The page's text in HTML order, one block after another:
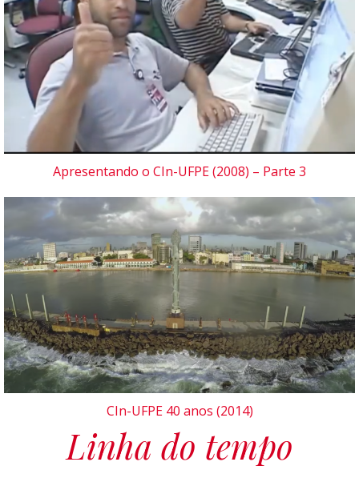
Apresentando o CIn-UFPE (2008) – Parte 3
CIn-UFPE 40 anos (2014)
Linha do tempo